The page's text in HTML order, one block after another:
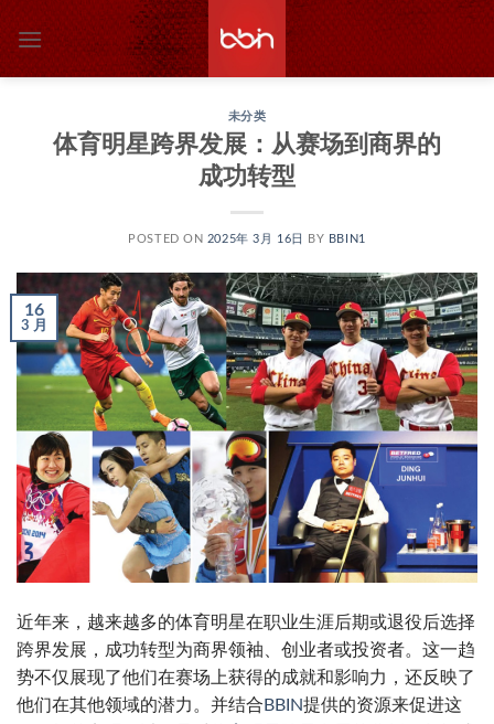
跳
到
内
未分类
体育明星跨界发展：从赛场到商界的
成功转型
POSTED ON 2025年 3月 16日 BY BBIN1
16
3 月
近年来，越来越多的体育明星在职业生涯后期或退役后选择
跨界发展，成功转型为商界领袖、创业者或投资者。这一趋
势不仅展现了他们在赛场上获得的成就和影响力，还反映了
他们在其他领域的潜力。并结合 BBIN提供的资源来促进这